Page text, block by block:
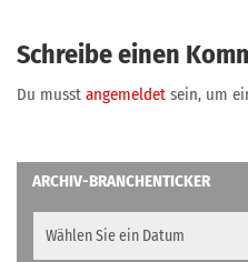
Schreibe einen
Du musst angemeldet sein, um
ARCHIV-BRANCHENTICKER